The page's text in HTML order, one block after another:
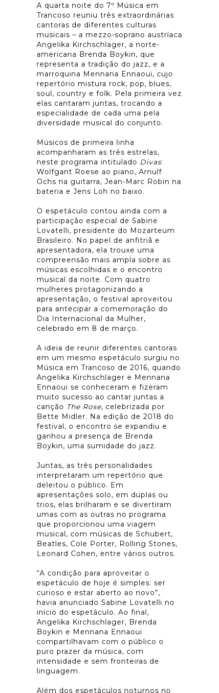
A quarta noite do 7º Música em
Trancoso reuniu três extraordinárias
cantoras de diferentes culturas
musicais – a mezzo-soprano austríaca
Angelika Kirchschlager, a norte-
americana Brenda Boykin, que
representa a tradição do jazz, e a
marroquina Mennana Ennaoui, cujo
repertório mistura rock, pop, blues,
soul, country e folk. Pela primeira vez
elas cantaram juntas, trocando a
especialidade de cada uma pela
diversidade musical do conjunto.
Músicos de primeira linha
acompanharam as três estrelas,
neste programa intitulado Divas:
Wolfgant Roese ao piano, Arnulf
Ochs na guitarra, Jean-Marc Robin na
bateria e Jens Loh no baixo.
O espetáculo contou ainda com a
participação especial de Sabine
Lovatelli, presidente do Mozarteum
Brasileiro. No papel de anfitriã e
apresentadora, ela trouxe uma
compreensão mais ampla sobre as
músicas escolhidas e o encontro
musical da noite. Com quatro
mulheres protagonizando a
apresentação, o festival aproveitou
para antecipar a comemoração do
Dia Internacional da Mulher,
celebrado em 8 de março.
A ideia de reunir diferentes cantoras
em um mesmo espetáculo surgiu no
Música em Trancoso de 2016, quando
Angelika Kirchschlager e Mennana
Ennaoui se conheceram e fizeram
muito sucesso ao cantar juntas a
canção The Rose, celebrizada por
Bette Midler. Na edição de 2018 do
festival, o encontro se expandiu e
ganhou a presença de Brenda
Boykin, uma sumidade do jazz.
Juntas, as três personalidades
interpretaram um repertório que
deleitou o público. Em
apresentações solo, em duplas ou
trios, elas brilharam e se divertiram
umas com as outras no programa
que proporcionou uma viagem
musical, com músicas de Schubert,
Beatles, Cole Porter, Rolling Stones,
Leonard Cohen, entre vários outros.
“A condição para aproveitar o
espetáculo de hoje é simples: ser
curioso e estar aberto ao novo”,
havia anunciado Sabine Lovatelli no
início do espetáculo. Ao final,
Angelika Kirchschlager, Brenda
Boykin e Mennana Ennaoui
compartilhavam com o público o
puro prazer da música, com
intensidade e sem fronteiras de
linguagem.
Além dos espetáculos noturnos no